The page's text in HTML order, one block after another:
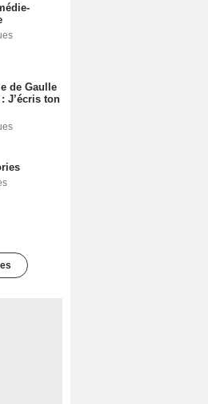
de Gaulle
J’écris ton